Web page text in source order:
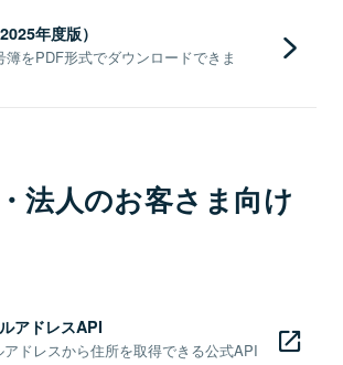
年度版）
をPDF形式でダウンロードできま
法人のお客さま向け
アドレスAPI
ドレスから住所を取得できる公式API